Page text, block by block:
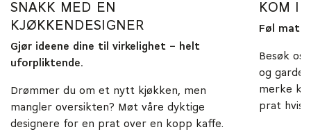
SNAKK MED EN
KJØKKENDESIGNER
Gjør ideene dine til virkelighet – helt
uforpliktende.
Drømmer du om et nytt kjøkken, men
mangler oversikten? Møt våre dyktige
designere for en prat over en kopp kaffe.
KOM
Føl
Besøk
og
merke
prat hvis